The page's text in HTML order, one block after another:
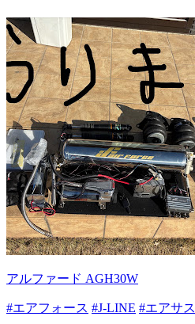
アルファード AGH30W
#エアフォース #J-LINE #エアサス